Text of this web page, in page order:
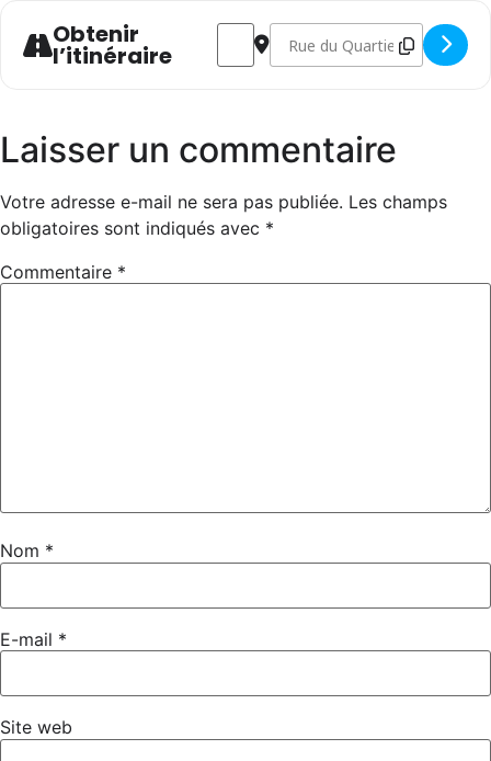
Obtenir
l’itinéraire
Address - Escape Game Hauts-de-
Destination Address - Escape
Laisser un commentaire
Votre adresse e-mail ne sera pas publiée. Les champs
obligatoires sont indiqués avec *
Commentaire *
Nom *
E-mail *
Site web